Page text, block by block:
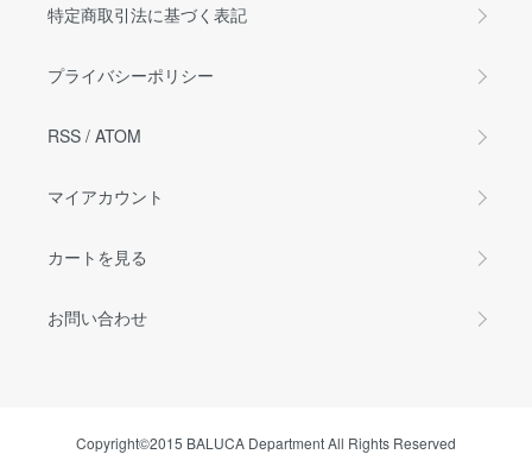
特定商取引法に基づく表記
プライバシーポリシー
RSS / ATOM
マイアカウント
カートを見る
お問い合わせ
Copyright©2015 BALUCA Department All Rights Reserved